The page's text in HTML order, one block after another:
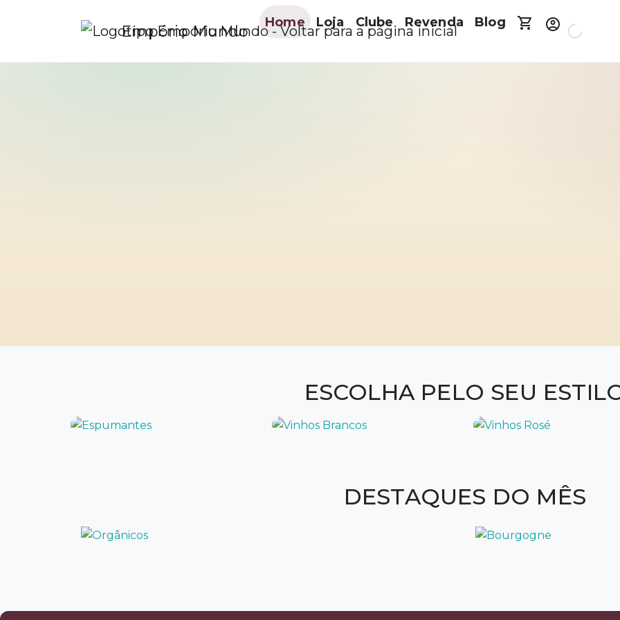
Empório Mundo Home Loja Clube Revenda Blog
ESCOLHA PELO SEU
DESTAQUES DO MÊS